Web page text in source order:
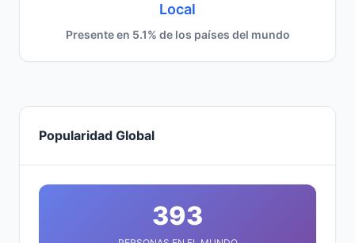
Local
Presente en 5.1% de los países del mundo
Popularidad Global
393